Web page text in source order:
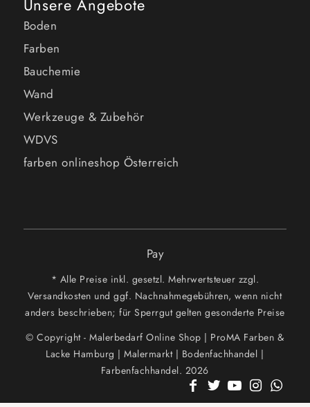
Unsere Angebote
Boden
Farben
Bauchemie
Wand
Werkzeuge & Zubehör
WDVS
farben onlineshop Österreich
Pay
* Alle Preise inkl. gesetzl. Mehrwertsteuer zzgl.
Versandkosten und ggf. Nachnahmegebühren, wenn nicht
anders beschrieben; für Sperrgut gelten gesonderte Preise
© Copyright - Malerbedarf Online Shop | ProMA Farben &
Lacke Hamburg | Malermarkt | Bodenfachhandel |
Farbenfachhandel. 2026